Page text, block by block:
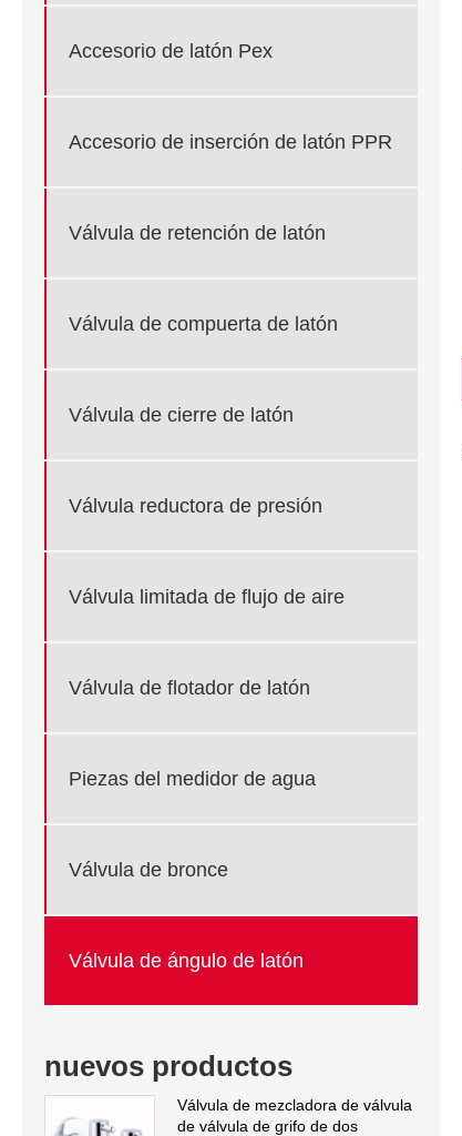
Accesorio de latón Pex
Accesorio de inserción de latón PPR
Válvula de retención de latón
Válvula de compuerta de latón
Válvula de cierre de latón
Válvula reductora de presión
Válvula limitada de flujo de aire
Válvula de flotador de latón
Piezas del medidor de agua
Válvula de bronce
Válvula de ángulo de latón
nuevos productos
Válvula de mezcladora de válvula
de válvula de grifo de dos